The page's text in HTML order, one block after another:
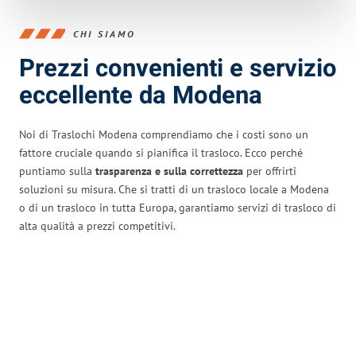
CHI SIAMO
Prezzi convenienti e servizio
eccellente da Modena
Noi di Traslochi Modena comprendiamo che i costi sono un
fattore cruciale quando si pianifica il trasloco. Ecco perché
puntiamo sulla trasparenza e sulla correttezza per offrirti
soluzioni su misura. Che si tratti di un trasloco locale a Modena
o di un trasloco in tutta Europa, garantiamo servizi di trasloco di
alta qualità a prezzi competitivi.